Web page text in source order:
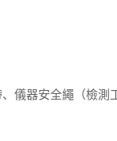
器安全繩（檢測